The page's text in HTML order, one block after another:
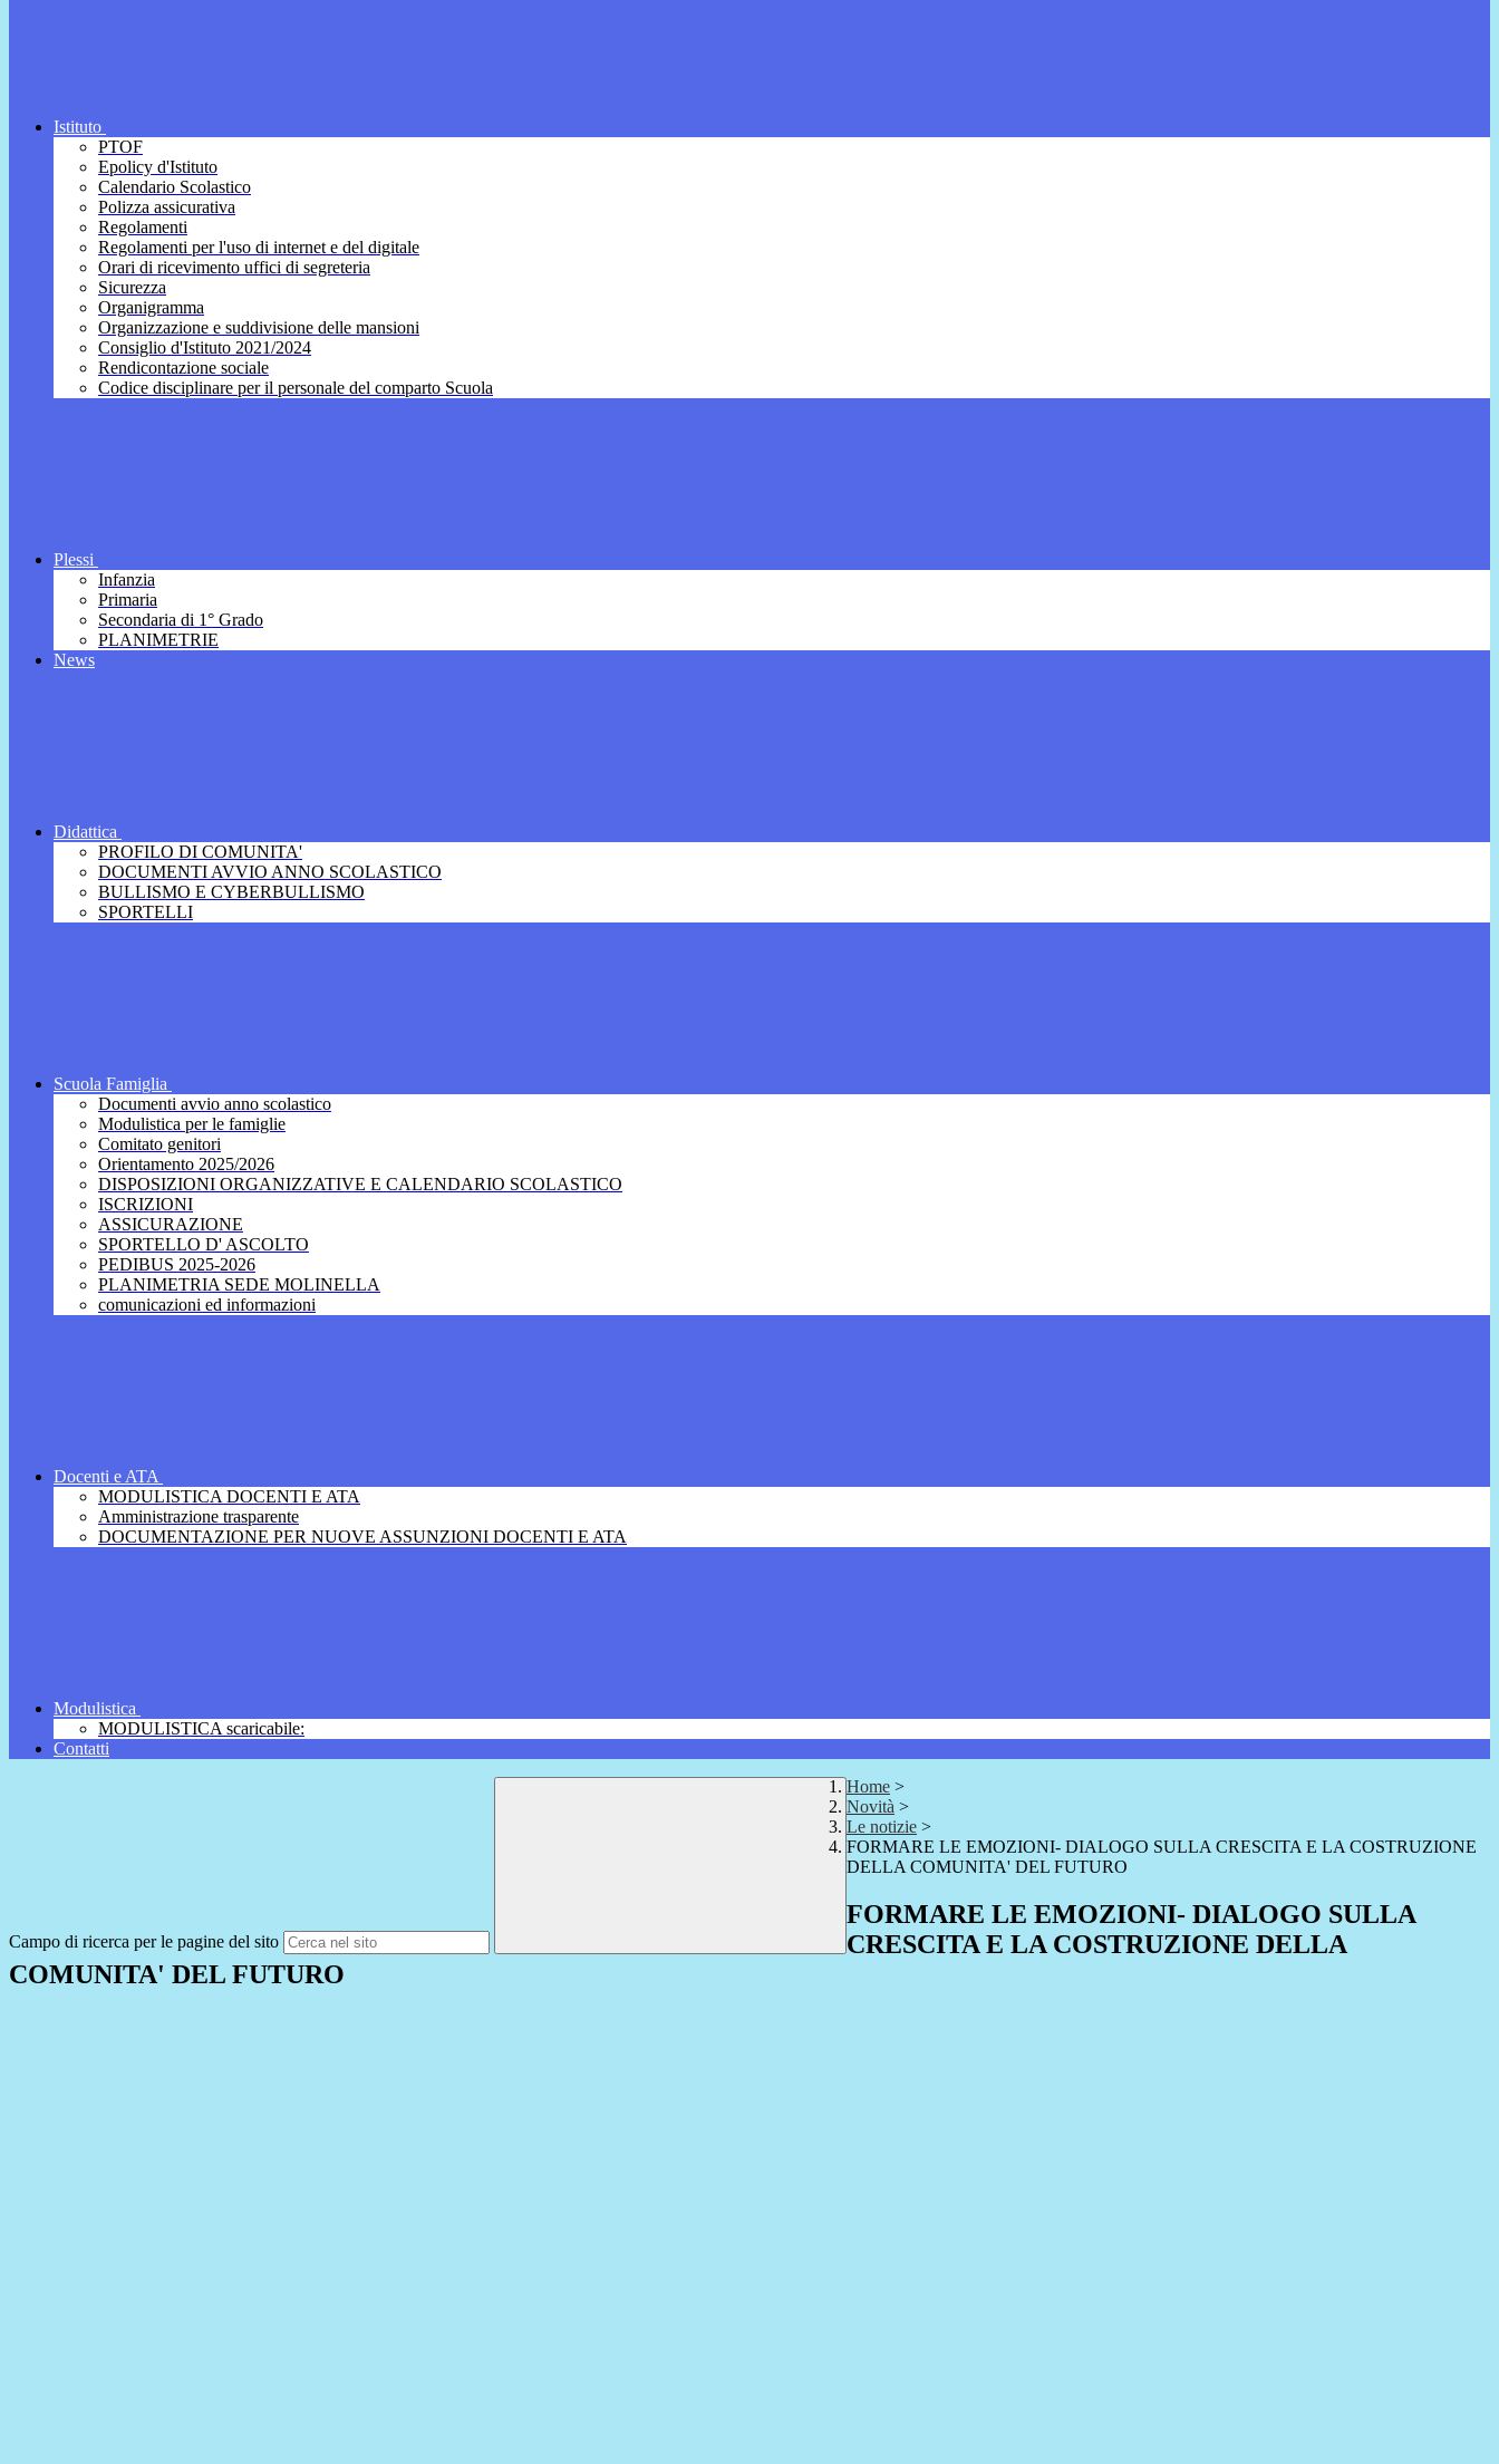
Istituto
PTOF
Epolicy d'Istituto
Calendario Scolastico
Polizza assicurativa
Regolamenti
Regolamenti per l'uso di internet e del digitale
Orari di ricevimento uffici di segreteria
Sicurezza
Organigramma
Organizzazione e suddivisione delle mansioni
Consiglio d'Istituto 2021/2024
Rendicontazione sociale
Codice disciplinare per il personale del comparto Scuola
Plessi
Infanzia
Primaria
Secondaria di 1° Grado
PLANIMETRIE
News
Didattica
PROFILO DI COMUNITA'
DOCUMENTI AVVIO ANNO SCOLASTICO
BULLISMO E CYBERBULLISMO
SPORTELLI
Scuola Famiglia
Documenti avvio anno scolastico
Modulistica per le famiglie
Comitato genitori
Orientamento 2025/2026
DISPOSIZIONI ORGANIZZATIVE E CALENDARIO SCOLASTICO
ISCRIZIONI
ASSICURAZIONE
SPORTELLO D' ASCOLTO
PEDIBUS 2025-2026
PLANIMETRIA SEDE MOLINELLA
comunicazioni ed informazioni
Docenti e ATA
MODULISTICA DOCENTI E ATA
Amministrazione trasparente
DOCUMENTAZIONE PER NUOVE ASSUNZIONI DOCENTI E ATA
Modulistica
MODULISTICA scaricabile:
Contatti
Campo di ricerca per le pagine del sito
Home >
Novità >
Le notizie >
FORMARE LE EMOZIONI- DIALOGO SULLA CRESCITA E LA COSTRUZIONE
DELLA COMUNITA' DEL FUTURO
FORMARE LE EMOZIONI- DIALOGO SULLA
CRESCITA E LA COSTRUZIONE DELLA
COMUNITA' DEL FUTURO